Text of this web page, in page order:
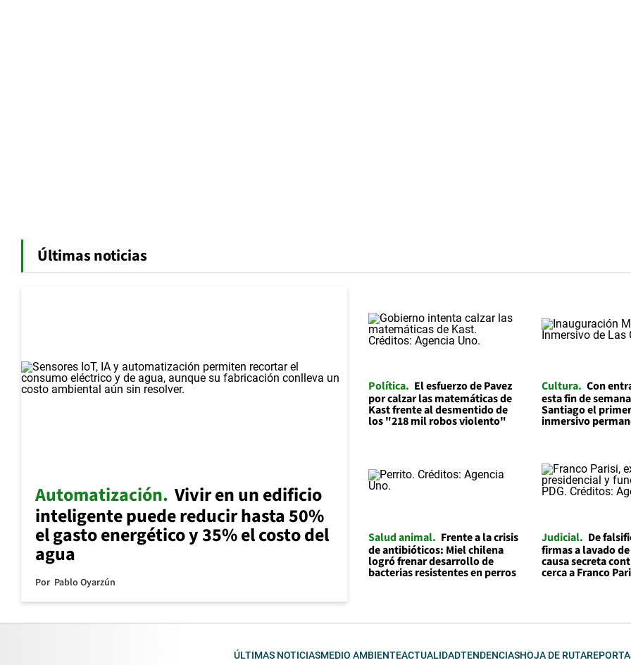
Últimas noticias
Automatización Vivir en un edificio
inteligente puede reducir hasta 50%
el gasto energético y 35% el costo del
agua
Por Pablo Oyarzún
Política
El esfuerzo de Pavez
por calzar las matemáticas de
Kast frente al desmentido de
los "218 mil robos violento"
Cultura Con
esta fin de
Santiago el
inmersivo
Salud animal
Frente a la crisis
de antibióticos: Miel chilena
logró frenar desarrollo de
bacterias resistentes en perros
Judicial De
firmas a lavado
causa secreta
cerca a Franco
ÚLTIMAS NOTICIASMEDIO AMBIENTEACTUALIDADTENDENCIASHOJA DE RUTA